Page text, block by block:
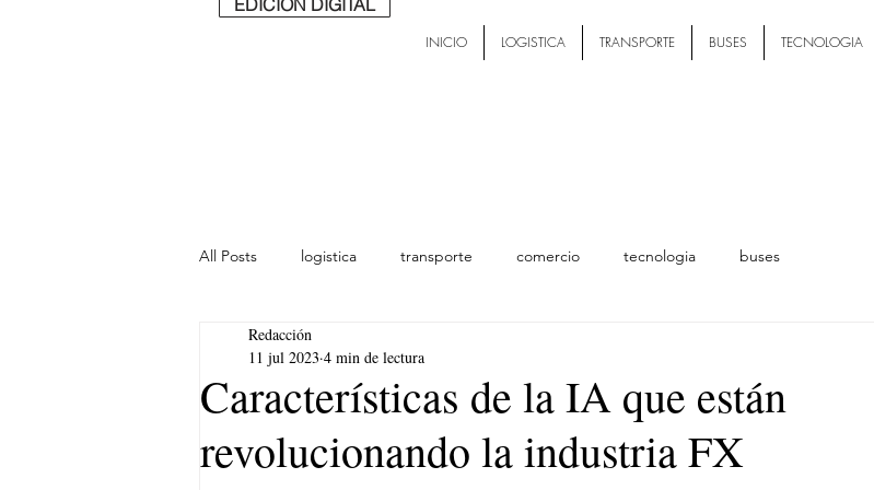
EDICIÓN DIGITAL
INICIO LOGISTICA TRANSPORTE BUSES TECNOLOGIA
All Posts logistica transporte comercio tecnologia buses
lideres
Características de la IA que están
revolucionando la industria FX
Redacción
11 jul 2023 4 min de lectura